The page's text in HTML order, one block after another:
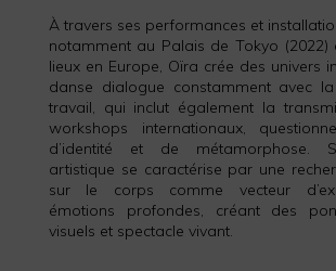
À travers ses performances et
notamment au Palais de Tokyo (2022)
lieux en Europe, Oïra crée des univers
danse dialogue constamment avec
travail, qui inclut également la
workshops internationaux,
d’identité et de métamorphose.
artistique se caractérise par une
sur le corps comme vecteur
émotions profondes, créant des
visuels et spectacle vivant.